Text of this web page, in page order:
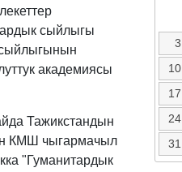
сыйлыгы
академиясы
Тажикстандын
КМШ чыгармачыл
"Гуманитардык
3
10
17
24
31